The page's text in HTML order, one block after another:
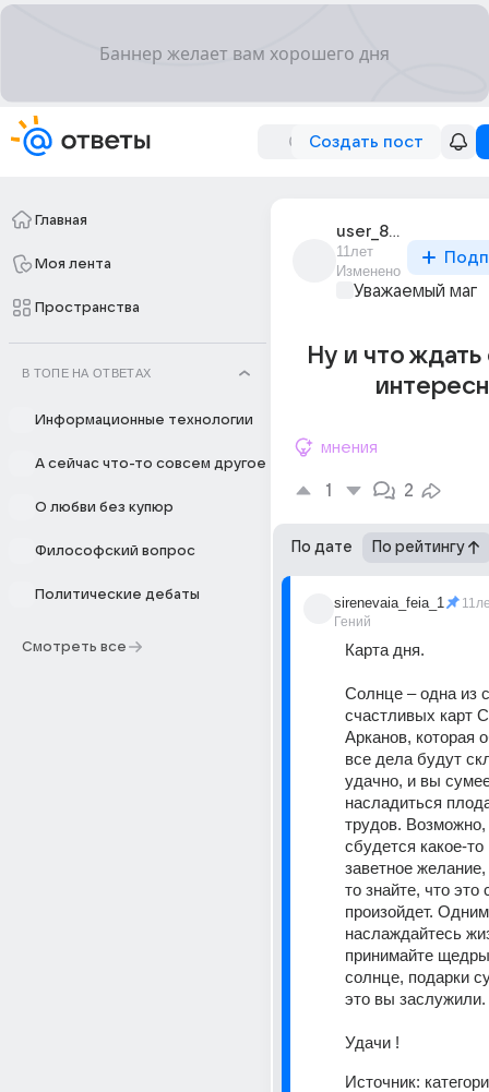
Создать пост
Главная
Моя лента
Пространства
В ТОПЕ НА ОТВЕТАХ
Информационные технологии
А сейчас что-то совсем другое
О любви без купюр
Философский вопрос
Политические дебаты
Смотреть все
user_86064093
11лет
Изменено
Уважаемый маг
Ну и что ждать
мнения
1 2
По дате По рейтингу
sirenevaia_feia_1
Гений
Карта дня.
Солнце – одна из
счастливых карт
Арканов, которая
все дела будут
удачно, и вы
насладиться
трудов. Возможно,
сбудется какое-
заветное
то знайте, что это
произойдет.
наслаждайтесь
принимайте
солнце, подарки
это вы заслужили.
Удачи !
Источник: